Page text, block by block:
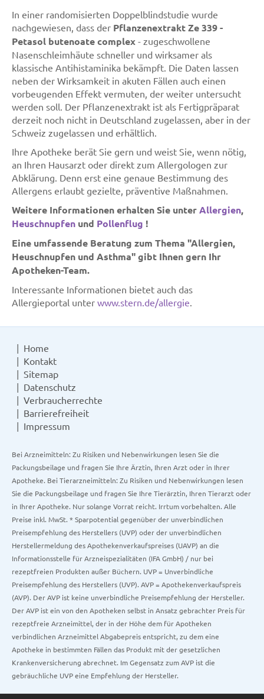
In einer randomisierten Doppelblindstudie wurde
nachgewiesen, dass der Pflanzenextrakt Ze 339 -
Petasol butenoate complex - zugeschwollene
Nasenschleimhäute schneller und wirksamer als
klassische Antihistaminika bekämpft. Die Daten lassen
neben der Wirksamkeit in akuten Fällen auch einen
vorbeugenden Effekt vermuten, der weiter untersucht
werden soll. Der Pflanzenextrakt ist als Fertigpräparat
derzeit noch nicht in Deutschland zugelassen, aber in der
Schweiz zugelassen und erhältlich.
Ihre Apotheke berät Sie gern und weist Sie, wenn nötig,
an Ihren Hausarzt oder direkt zum Allergologen zur
Abklärung. Denn erst eine genaue Bestimmung des
Allergens erlaubt gezielte, präventive Maßnahmen.
Weitere Informationen erhalten Sie unterAllergien,
Heuschnupfen und Pollenflug !
Eine umfassende Beratung zum Thema "Allergien,
Heuschnupfen und Asthma" gibt Ihnen gern Ihr
Apotheken-Team.
Interessante Informationen bietet auch das
Allergieportal unter www.stern.de/allergie.
Home
Kontakt
Sitemap
Datenschutz
Verbraucherrechte
Barrierefreiheit
Impressum
Bei Arzneimitteln: Zu Risiken und Nebenwirkungen lesen Sie die
Packungsbeilage und fragen Sie Ihre Ärztin, Ihren Arzt oder in Ihrer
Apotheke. Bei Tierarzneimitteln: Zu Risiken und Nebenwirkungen lesen
Sie die Packungsbeilage und fragen Sie Ihre Tierärztin, Ihren Tierarzt oder
in Ihrer Apotheke. Nur solange Vorrat reicht. Irrtum vorbehalten. Alle
Preise inkl. MwSt. * Sparpotential gegenüber der unverbindlichen
Preisempfehlung des Herstellers (UVP) oder der unverbindlichen
Herstellermeldung des Apothekenverkaufspreises (UAVP) an die
Informationsstelle für Arzneispezialitäten (IFA GmbH) / nur bei
rezeptfreien Produkten außer Büchern. UVP = Unverbindliche
Preisempfehlung des Herstellers (UVP). AVP = Apothekenverkaufspreis
(AVP). Der AVP ist keine unverbindliche Preisempfehlung der Hersteller.
Der AVP ist ein von den Apotheken selbst in Ansatz gebrachter Preis für
rezeptfreie Arzneimittel, der in der Höhe dem für Apotheken
verbindlichen Arzneimittel Abgabepreis entspricht, zu dem eine
Apotheke in bestimmten Fällen das Produkt mit der gesetzlichen
Krankenversicherung abrechnet. Im Gegensatz zum AVP ist die
gebräuchliche UVP eine Empfehlung der Hersteller.